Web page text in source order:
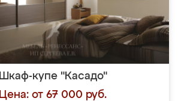
Шкаф-купе "Касадо"
Цена: от 67 000 руб.